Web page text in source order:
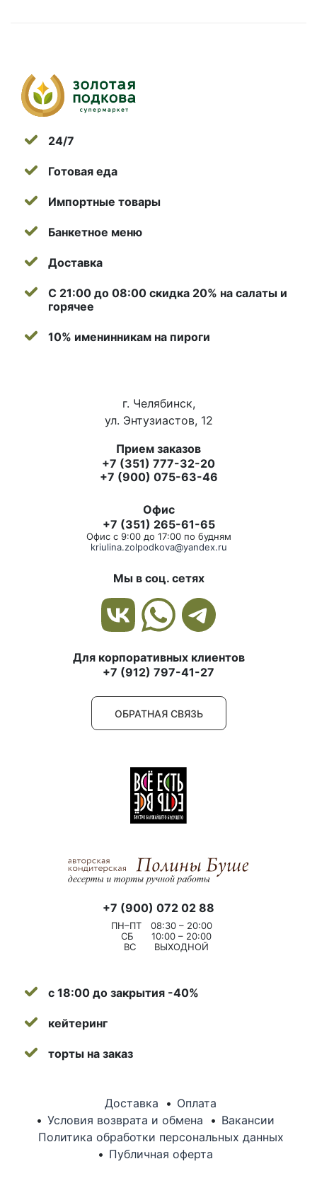
24/7
Готовая еда
Импортные товары
Банкетное меню
Доставка
С 21:00 до 08:00 скидка 20% на салаты и
горячее
10% именинникам на пироги
г. Челябинск,
ул. Энтузиастов, 12
Прием заказов
+7 (351) 777-32-20
+7 (900) 075-63-46
Офис
+7 (351) 265-61-65
Офис с 9:00 до 17:00 по будням
kriulina.zolpodkova@yandex.ru
Мы в соц. сетях
Для корпоративных клиентов
+7 (912) 797-41-27
ОБРАТНАЯ СВЯЗЬ
+7 (900) 072 02 88
ПН–ПТ
08:30 – 20:00
СБ
10:00 – 20:00
ВС
ВЫХОДНОЙ
с 18:00 до закрытия -40%
кейтеринг
торты на заказ
Доставка
Оплата
Условия возврата и обмена
Вакансии
Политика обработки персональных данных
Публичная оферта